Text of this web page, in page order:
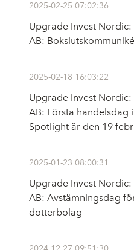
2025-02-25 07:02:36
Upgrade Invest
AB:
2025-02-18 16:03:22
Upgrade Invest
AB: Första handelsdag
Spotlight är den 19
2025-01-23 08:00:31
Upgrade Invest
AB: Avstämningsdag
dotterbolag